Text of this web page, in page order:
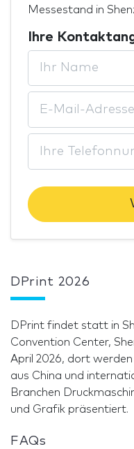
Messestand in
Ihre
DPrint 2026
DPrint findet statt in
Convention Center,
April 2026, dort
aus China und
Branchen
und Grafik präsentiert.
FAQs